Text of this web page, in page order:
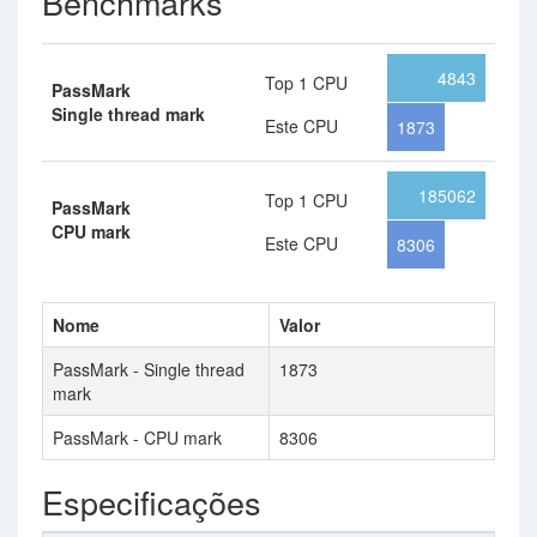
PassMark
Single thread mark
Top 1 CPU
Este CPU
4843
1873
PassMark
CPU mark
Top 1 CPU
Este CPU
185062
8306
Nome
Valor
PassMark - Single thread
mark
1873
PassMark - CPU mark 8306
Especificações